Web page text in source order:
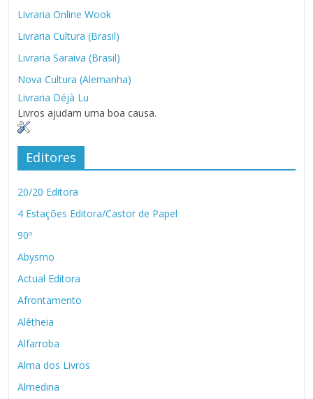
Livraria Online Wook
Livraria Cultura (Brasil)
Livraria Saraiva (Brasil)
Nova Cultura (Alemanha)
Livraria Déjà Lu
Livros ajudam uma boa causa.
Editores
20/20 Editora
4 Estações Editora/Castor de Papel
90º
Abysmo
Actual Editora
Afrontamento
Alêtheia
Alfarroba
Alma dos Livros
Almedina